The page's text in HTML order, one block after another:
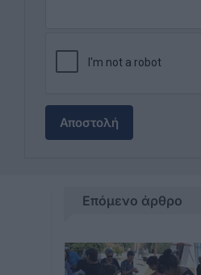
Αποστολή
Επόμενο άρθρο